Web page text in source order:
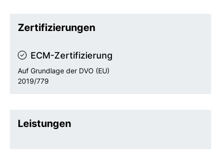
Zertifizierungen
ECM-Zertifizierung
Auf Grundlage der DVO (EU)
2019/779
Leistungen